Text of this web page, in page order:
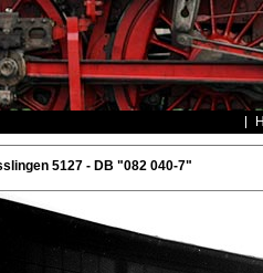
5127 - DB "082 040-7"